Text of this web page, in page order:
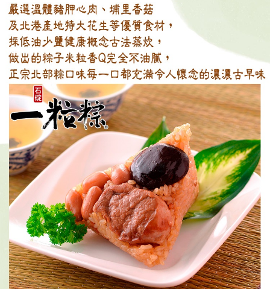
時審查核予不同之上限額度；若仍有額度不足之情形，本公司將視審查結果
請求用戶進行身份認證。
５．嚴禁一人註冊多個帳號或使用他人資訊註冊。若發現惡意使用之情形，
恩沛科技股份有限公司將有權停止該用戶之使用額度並採取法律行動。